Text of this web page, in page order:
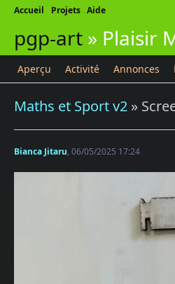
Accueil Projets Aide
pgp-art » Plaisir
Aperçu Activité Annonces
Maths et Sport v2 »
Bianca Jitaru, 06/05/2025 17:24